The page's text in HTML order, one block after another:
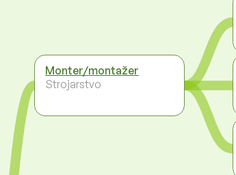
Monter/montažer
Strojarstvo